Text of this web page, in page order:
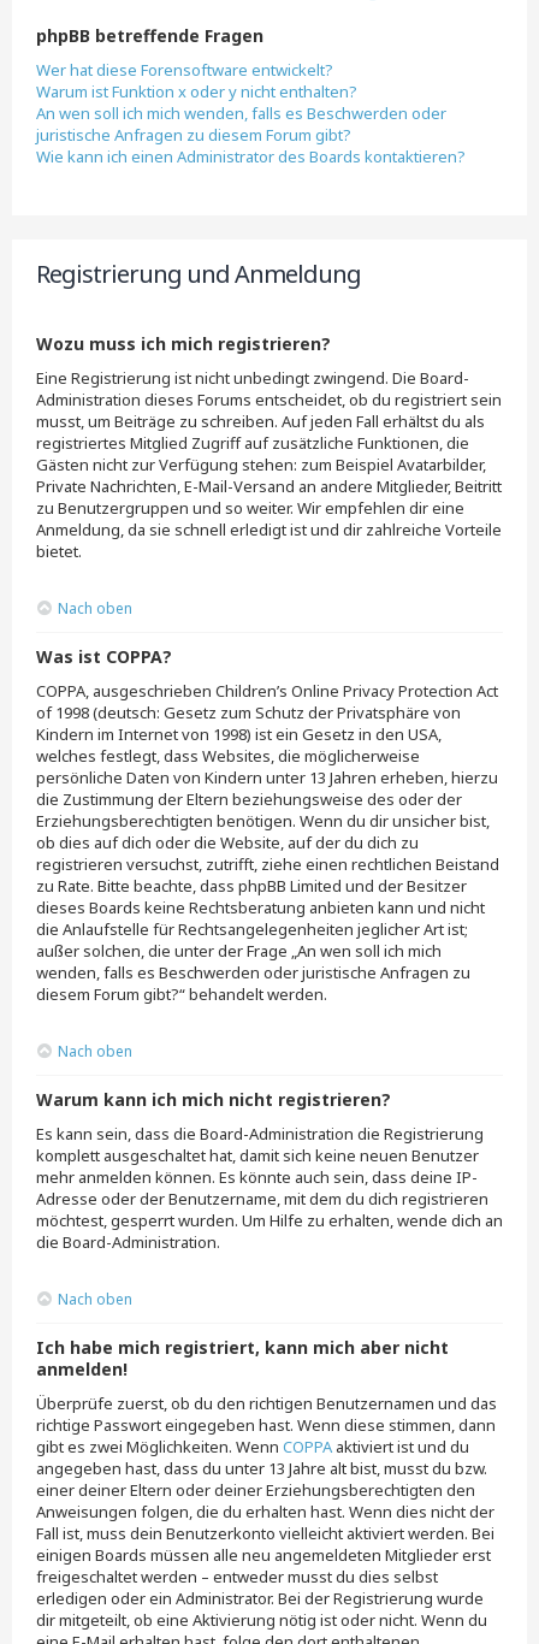
phpBB betreffende Fragen
Wer hat diese Forensoftware entwickelt?
Warum ist Funktion x oder y nicht enthalten?
An wen soll ich mich wenden, falls es Beschwerden oder
juristische Anfragen zu diesem Forum gibt?
Wie kann ich einen Administrator des Boards kontaktieren?
Registrierung und Anmeldung
Wozu muss ich mich registrieren?
Eine Registrierung ist nicht unbedingt zwingend. Die Board-
Administration dieses Forums entscheidet, ob du registriert sein
musst, um Beiträge zu schreiben. Auf jeden Fall erhältst du als
registriertes Mitglied Zugriff auf zusätzliche Funktionen, die
Gästen nicht zur Verfügung stehen: zum Beispiel Avatarbilder,
Private Nachrichten, E-Mail-Versand an andere Mitglieder, Beitritt
zu Benutzergruppen und so weiter. Wir empfehlen dir eine
Anmeldung, da sie schnell erledigt ist und dir zahlreiche Vorteile
bietet.
Nach oben
Was ist COPPA?
COPPA, ausgeschrieben Children’s Online Privacy Protection Act
of 1998 (deutsch: Gesetz zum Schutz der Privatsphäre von
Kindern im Internet von 1998) ist ein Gesetz in den USA,
welches festlegt, dass Websites, die möglicherweise
persönliche Daten von Kindern unter 13 Jahren erheben, hierzu
die Zustimmung der Eltern beziehungsweise des oder der
Erziehungsberechtigten benötigen. Wenn du dir unsicher bist,
ob dies auf dich oder die Website, auf der du dich zu
registrieren versuchst, zutrifft, ziehe einen rechtlichen Beistand
zu Rate. Bitte beachte, dass phpBB Limited und der Besitzer
dieses Boards keine Rechtsberatung anbieten kann und nicht
die Anlaufstelle für Rechtsangelegenheiten jeglicher Art ist;
außer solchen, die unter der Frage „An wen soll ich mich
wenden, falls es Beschwerden oder juristische Anfragen zu
diesem Forum gibt?“ behandelt werden.
Nach oben
Warum kann ich mich nicht registrieren?
Es kann sein, dass die Board-Administration die Registrierung
komplett ausgeschaltet hat, damit sich keine neuen Benutzer
mehr anmelden können. Es könnte auch sein, dass deine IP-
Adresse oder der Benutzername, mit dem du dich registrieren
möchtest, gesperrt wurden. Um Hilfe zu erhalten, wende dich an
die Board-Administration.
Nach oben
Ich habe mich registriert, kann mich aber nicht
anmelden!
Überprüfe zuerst, ob du den richtigen Benutzernamen und das
richtige Passwort eingegeben hast. Wenn diese stimmen, dann
gibt es zwei Möglichkeiten. Wenn COPPA aktiviert ist und du
angegeben hast, dass du unter 13 Jahre alt bist, musst du bzw.
einer deiner Eltern oder deiner Erziehungsberechtigten den
Anweisungen folgen, die du erhalten hast. Wenn dies nicht der
Fall ist, muss dein Benutzerkonto vielleicht aktiviert werden. Bei
einigen Boards müssen alle neu angemeldeten Mitglieder erst
freigeschaltet werden – entweder musst du dies selbst
erledigen oder ein Administrator. Bei der Registrierung wurde
dir mitgeteilt, ob eine Aktivierung nötig ist oder nicht. Wenn du